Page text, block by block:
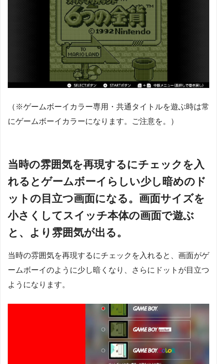
（※ゲームボーイカラー専用・共通タイトルを遊ぶ時は常
にゲームボーイカラーになります。ご注意を。）
当時の雰囲気を再現するにチェックを入
れるとゲームボーイらしい少し暗めのド
ットの目立つ画面になる。画面サイズを
小さくしてスイッチ本体の画面で遊ぶ
と、より雰囲気が出る。
当時の雰囲気を再現するにチェックを入れると、画面がゲ
ームボーイのように少し暗くなり、さらにドットが目立つ
ようになります。